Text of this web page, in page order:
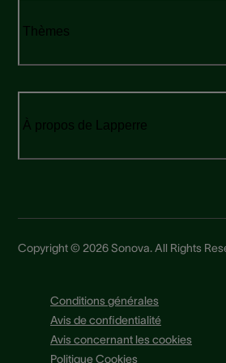
Thèmes
À propos de Lapperre
Copyright © 2026 Sonova. All Rights
Conditions générales
Avis de confidentialité
Avis concernant les cookies
Politique Cookies